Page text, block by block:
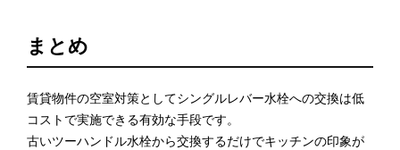
まとめ
賃貸物件の空室対策としてシングルレバー水栓への交換は低
コストで実施できる有効な手段です。
古いツーハンドル水栓から交換するだけでキッチンの印象が